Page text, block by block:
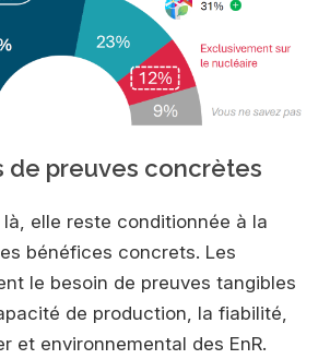
de preuves concrètes
là, elle reste conditionnée à la
bénéfices concrets. Les
le besoin de preuves tangibles
de production, la fiabilité,
et environnemental des EnR.